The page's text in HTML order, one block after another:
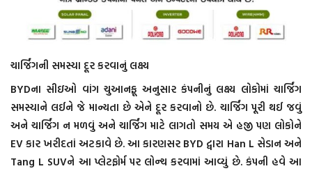
ચાર્જિંગની સમસ્યા દૂર કરવાનું લક્ષ્ય
BYDના સીઇઓ વાંગ ચુઆનફૂ અનુસાર કંપનીનું લક્ષ્ય લોકોમાં ચાર્જિંગ
સમસ્યાને લઈને જે માન્યતા છે એને દૂર કરવાનો છે. ચાર્જિંગ પૂરી થઈ જવું
અને ચાર્જિંગ ન મળવું અને ચાર્જિંગ માટે લાગતો સમય એ હજી પણ લોકોને
EV કાર ખરીદતાં અટકાવે છે. આ કારણસર BYD દ્વારા Han L સેડાન અને
Tang L SUVને આ પ્લેટફોર્મ પર લોન્ચ કરવામાં આવ્યું છે. કંપની હવે આ